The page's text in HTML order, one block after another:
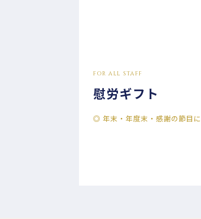
FOR ALL STAFF
慰労ギフト
◎ 年末・年度末・感謝の節目に